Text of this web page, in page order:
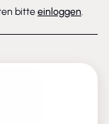
bitteeinloggen.